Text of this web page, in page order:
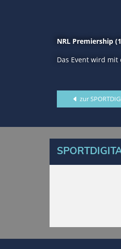
NRL Premiership
Das Event wird
zur